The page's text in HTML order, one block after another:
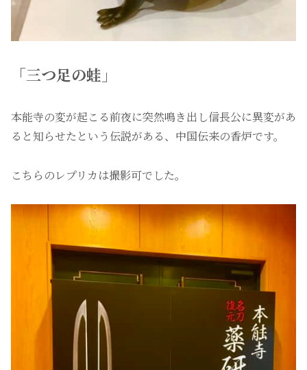
「三つ足の蛙」
本能寺の変が起こる前夜に突然鳴き出し信長公に異変があ
ると知らせたという伝説がある、中国伝来の香炉です。
こちらのレプリカは撮影可でした。